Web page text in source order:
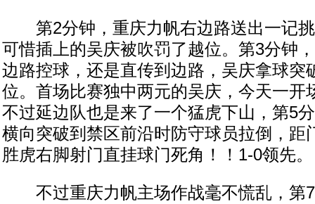
第2分钟，重庆力帆右边路送出一记挑
可惜插上的吴庆被吹罚了越位。第3分钟
边路控球，还是直传到边路，吴庆拿球突
位。首场比赛独中两元的吴庆，今天一开
不过延边队也是来了一个猛虎下山，第5
横向突破到禁区前沿时防守球员拉倒，距
胜虎右脚射门直挂球门死角！！1-0领先。
不过重庆力帆主场作战毫不慌乱，第7